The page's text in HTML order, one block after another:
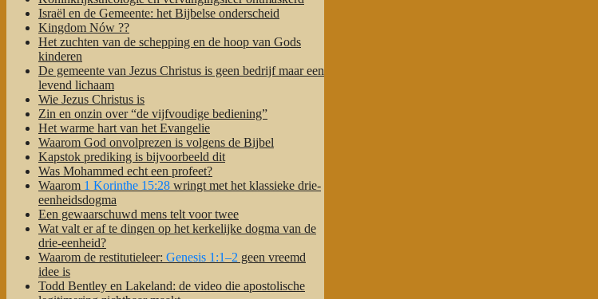
Israël en de Gemeente: het Bijbelse onderscheid
Kingdom Nów ??
Het zuchten van de schepping en de hoop van Gods
kinderen
De gemeente van Jezus Christus is geen bedrijf maar een
levend lichaam
Wie Jezus Christus is
Zin en onzin over “de vijfvoudige bediening”
Het warme hart van het Evangelie
Waarom God onvolprezen is volgens de Bijbel
Kapstok prediking is bijvoorbeeld dit
Was Mohammed echt een profeet?
Waarom 1 Korinthe 15:28 wringt met het klassieke drie-
eenheidsdogma
Een gewaarschuwd mens telt voor twee
Wat valt er af te dingen op het kerkelijke dogma van de
drie-eenheid?
Waarom de restitutieleer: Genesis 1:1–2 geen vreemd
idee is
Todd Bentley en Lakeland: de video die apostolische